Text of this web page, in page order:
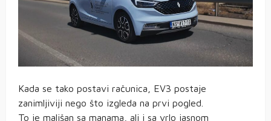
Kada se tako postavi računica, EV3 postaje
zanimljiviji nego što izgleda na prvi pogled.
To je mališan sa manama, ali i sa vrlo jasnom